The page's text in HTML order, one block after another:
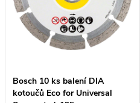
Bosch 10 ks balení DIA
kotoučů Eco for Universal